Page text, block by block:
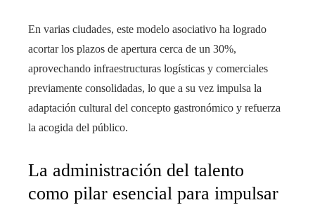
En varias ciudades, este modelo asociativo ha logrado
acortar los plazos de apertura cerca de un 30%,
aprovechando infraestructuras logísticas y comerciales
previamente consolidadas, lo que a su vez impulsa la
adaptación cultural del concepto gastronómico y refuerza
la acogida del público.
La administración del talento
como pilar esencial para impulsar